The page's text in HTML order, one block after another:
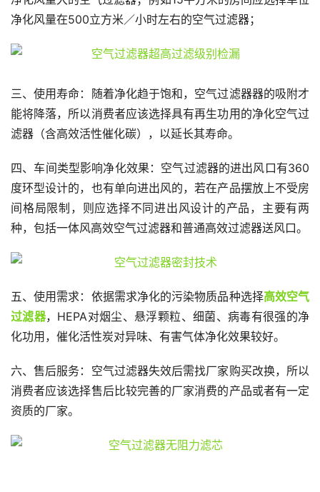
净化风量在500立方米／小时左右的空气过滤器；
三、使用寿命：随着净化趋于饱和，空气过滤器器的吸附才
能将降落，所以消费者应该选择具有再生功用的净化空气过
滤器（含高效活性催化碳），以延长其寿命。
四、车间类型影响净化效果：空气过滤器的进出风口有360
度环型设计的，也有单向进出风的，若在产品摆放上不受房
间格局限制，则应选择不同进出风设计的产品，主要有两
种，包括一体风高效空气过滤器和普通高效过滤器送风口。
五、使用需求：依据需求净化的污染物质品种选择高效空气
过滤器，HEPA对烟尘、悬浮颗粒、细菌、病毒有很强的净
化功用，催化活性炭对异味、有害气体净化效果较好。
六、售后服务：空气过滤器失效后需找厂家购买改换，所以
消费者应该选择售后比较完善的厂家消费的产品或者有一定
资质的厂家。